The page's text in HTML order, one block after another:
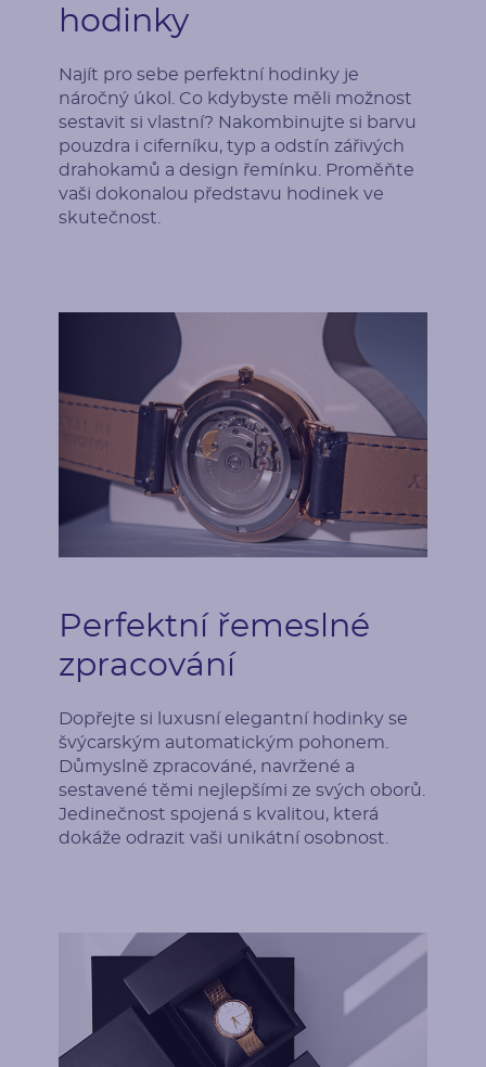
hodinky
Najít pro sebe perfektní hodinky je
náročný úkol. Co kdybyste měli možnost
sestavit si vlastní? Nakombinujte si barvu
pouzdra i ciferníku, typ a odstín zářivých
drahokamů a design řemínku. Proměňte
vaši dokonalou představu hodinek ve
skutečnost.
Perfektní řemeslné
zpracování
Dopřejte si luxusní elegantní hodinky se
švýcarským automatickým pohonem.
Důmyslně zpracováné, navržené a
sestavené těmi nejlepšími ze svých oborů.
Jedinečnost spojená s kvalitou, která
dokáže odrazit vaši unikátní osobnost.